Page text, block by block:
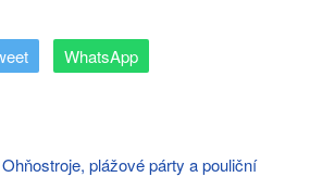
WhatsApp
plážové párty a pouliční